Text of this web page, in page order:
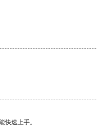
快速上手。